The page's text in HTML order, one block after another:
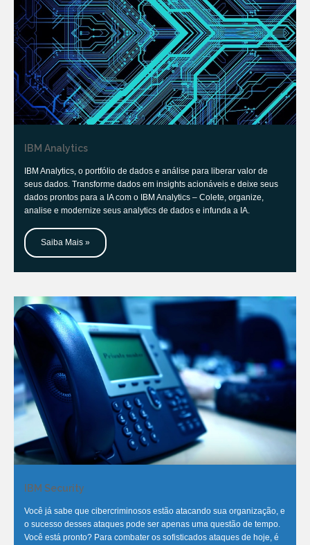
IBM Analytics
IBM Analytics, o portfólio de dados e análise para liberar valor de
seus dados. Transforme dados em insights acionáveis e deixe seus
dados prontos para a IA com o IBM Analytics – Colete, organize,
analise e modernize seus analytics de dados e infunda a IA.
Saiba Mais »
IBM Security
Você já sabe que cibercriminosos estão atacando sua organização, e
o sucesso desses ataques pode ser apenas uma questão de tempo.
Você está pronto? Para combater os sofisticados ataques de hoje, é